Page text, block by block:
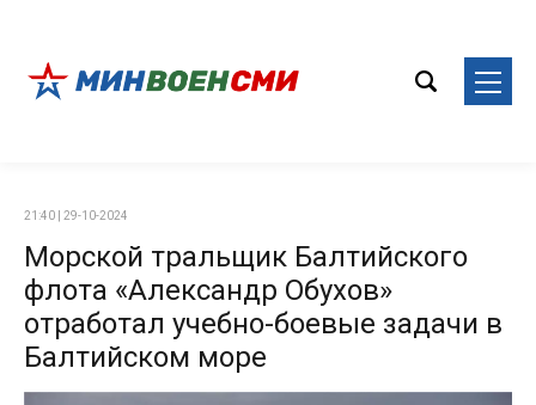
21:40 | 29-10-2024
Морской тральщик Балтийского
флота «Александр Обухов»
отработал учебно-боевые задачи в
Балтийском море